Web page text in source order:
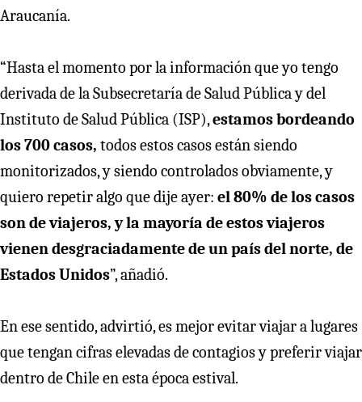
Araucanía.
“Hasta el momento por la información que yo tengo
derivada de la Subsecretaría de Salud Pública y del
Instituto de Salud Pública (ISP),estamos bordeando
los 700 casos, todos estos casos están siendo
monitorizados, y siendo controlados obviamente, y
quiero repetir algo que dije ayer: el 80% de los casos
son de viajeros, y la mayoría de estos viajeros
vienen desgraciadamente de un país del norte, de
Estados Unidos”, añadió.
En ese sentido, advirtió, es mejor evitar viajar a lugares
que tengan cifras elevadas de contagios y preferir viajar
dentro de Chile en esta época estival.